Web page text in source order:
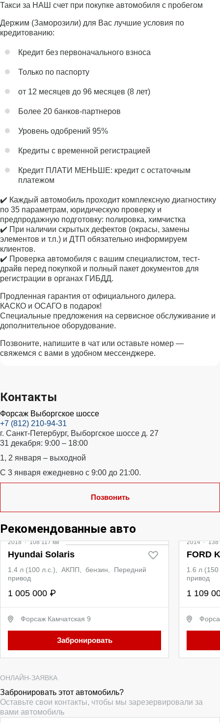
Такси за НАШ счет при покупке автомобиля с пробегом
Держим (Заморозили) для Вас лучшие условия по
кредитованию:
Кредит без первоначального взноса
Только по паспорту
от 12 месяцев до 96 месяцев (8 лет)
Более 20 банков-партнеров
Уровень одобрений 95%
Кредиты с временной регистрацией
Кредит ПЛАТИ МЕНЬШЕ: кредит с остаточным
платежом
✔️ Каждый автомобиль проходит комплексную диагностику
по 35 параметрам, юридическую проверку и
предпродажную подготовку: полировка, химчистка
✔️ При наличии скрытых дефектов (окрасы, замены
элементов и т.п.) и ДТП обязательно информируем
клиентов.
✔️ Проверка автомобиля с вашим специалистом, тест-
драйв перед покупкой и полный пакет документов для
регистрации в органах ГИБДД.
Продленная гарантия от официального дилера.
КАСКО и ОСАГО в подарок!
Специальные предложения на сервисное обслуживание и
дополнительное оборудование.
Позвоните, напишите в чат или оставьте номер —
свяжемся с вами в удобном мессенджере.
Контакты
Форсаж Выборгское шоссе
+7 (812) 210-94-31
г. Санкт-Петербург, Выборгское шоссе д. 27
31 декабря: 9:00 – 18:00
1, 2 января – выходной
С 3 января ежедневно с 9:00 до 21:00.
Позвонить
Рекомендованные авто
2018·108 117 км
Hyundai Solaris
1.4 л (100 л.с.), АКПП, бензин, Передний
привод
1 005 000 ₽
Форсаж Камчатская 9
Забронировать
2014·138
FORD
1.6 л
привод
1 109
ОНЛАЙН-ЗАЯВКА
Забронировать этот автомобиль?
Оставьте свои контакты, чтобы мы зарезервировали за
вами автомобиль